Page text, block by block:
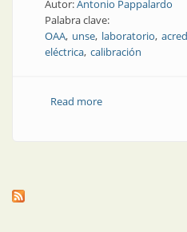
Autor:Antonio Pappalardo
Palabra clave:
OAA unse laboratorio
eléctrica calibración
Read moreabout En